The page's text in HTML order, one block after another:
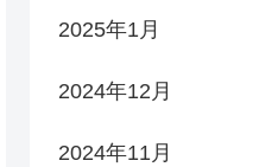
2025年1月
2024年12月
2024年11月